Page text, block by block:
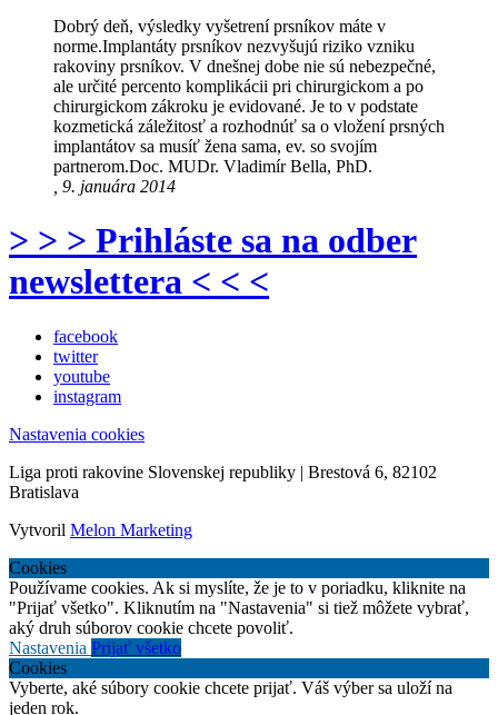
Dobrý deň, výsledky vyšetrení prsníkov máte v
norme.Implantáty prsníkov nezvyšujú riziko vzniku
rakoviny prsníkov. V dnešnej dobe nie sú nebezpečné,
ale určité percento komplikácii pri chirurgickom a po
chirurgickom zákroku je evidované. Je to v podstate
kozmetická záležitosť a rozhodnúť sa o vložení prsných
implantátov sa musíť žena sama, ev. so svojím
partnerom.Doc. MUDr. Vladimír Bella, PhD.
, 9. januára 2014
> > > Prihláste sa na odber
newslettera < < <
facebook
twitter
youtube
instagram
Nastavenia cookies
Liga proti rakovine Slovenskej republiky | Brestová 6, 82102
Bratislava
Vytvoril Melon Marketing
Cookies
Používame cookies. Ak si myslíte, že je to v poriadku, kliknite na
"Prijať všetko". Kliknutím na "Nastavenia" si tiež môžete vybrať,
aký druh súborov cookie chcete povoliť.
Nastavenia Prijať všetko
Cookies
Vyberte, aké súbory cookie chcete prijať. Váš výber sa uloží na
jeden rok.